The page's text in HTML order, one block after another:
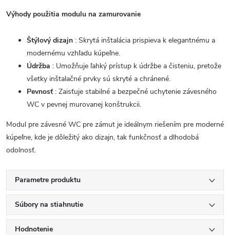
Výhody použitia modulu na zamurovanie
Štýlový dizajn : Skrytá inštalácia prispieva k elegantnému a
modernému vzhľadu kúpeľne.
Údržba : Umožňuje ľahký prístup k údržbe a čisteniu, pretože
všetky inštalačné prvky sú skryté a chránené.
Pevnosť : Zaisťuje stabilné a bezpečné uchytenie závesného
WC v pevnej murovanej konštrukcii.
Modul pre závesné WC pre zámut je ideálnym riešením pre moderné
kúpeľne, kde je dôležitý ako dizajn, tak funkčnosť a dlhodobá
odolnosť.
Parametre produktu
Súbory na stiahnutie
Hodnotenie